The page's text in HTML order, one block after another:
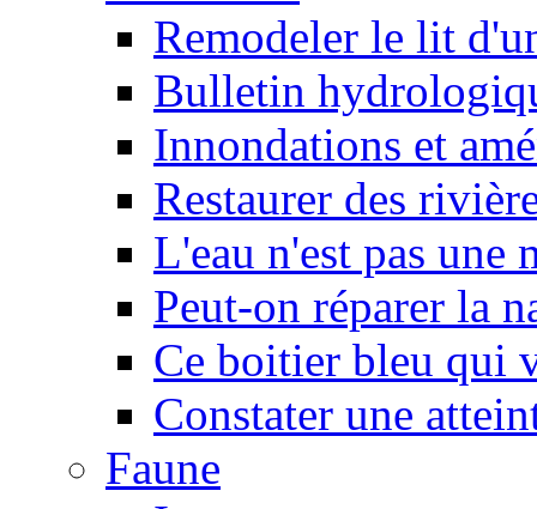
Remodeler le lit
Bulletin
Innondations et
Restaurer des
L'eau n'est pas une
Peut-on réparer la
Ce boitier bleu qui
Constater une
Faune